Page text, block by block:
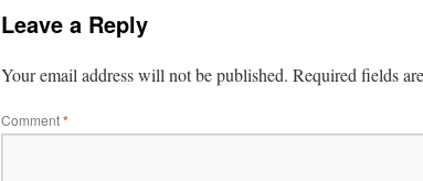
Leave a Reply
Your email address will not be published. Required fields
Comment*